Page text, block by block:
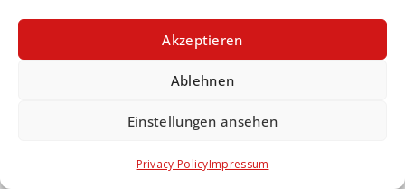
Akzeptieren
Ablehnen
Einstellungen ansehen
Privacy PolicyImpressum
Ich weine nie… außer wenn Pino
0 Antwort